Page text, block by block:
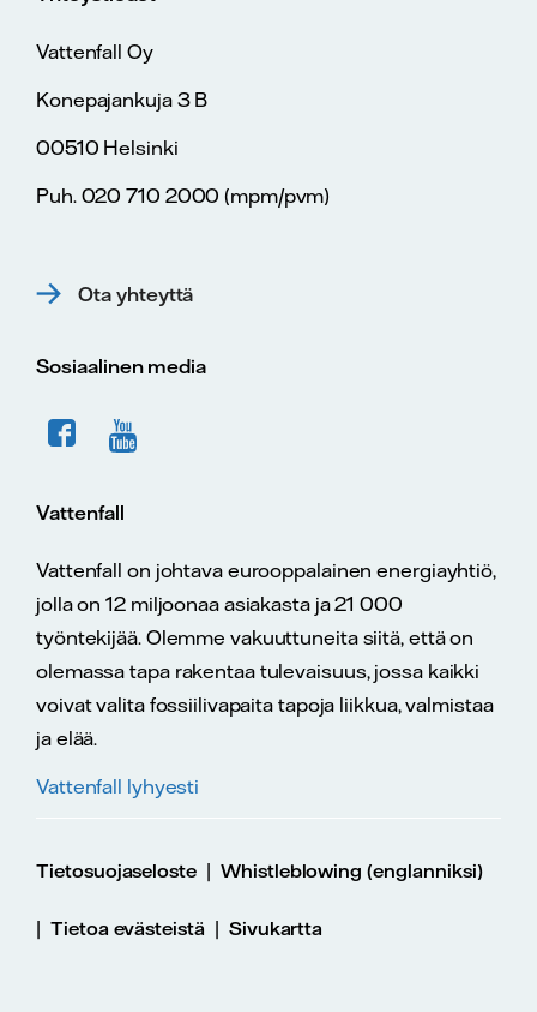
Vattenfall Oy
Konepajankuja 3 B
00510 Helsinki
Puh. 020 710 2000 (mpm/pvm)
Ota yhteyttä
Sosiaalinen media
Vattenfall
Vattenfall on johtava eurooppalainen energiayhtiö,
jolla on 12 miljoonaa asiakasta ja 21 000
työntekijää. Olemme vakuuttuneita siitä, että on
olemassa tapa rakentaa tulevaisuus, jossa kaikki
voivat valita fossiilivapaita tapoja liikkua, valmistaa
ja elää.
Vattenfall lyhyesti
Tietosuojaseloste | Whistleblowing (englanniksi)
| Tietoa evästeistä | Sivukartta